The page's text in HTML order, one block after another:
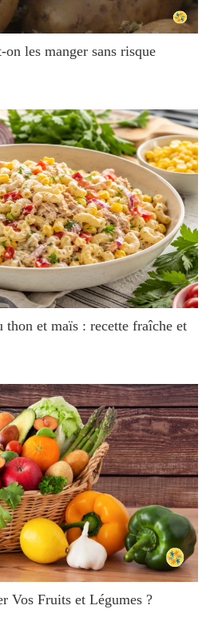
on les manger sans risque
thon et maïs : recette fraîche et
Vos Fruits et Légumes ?